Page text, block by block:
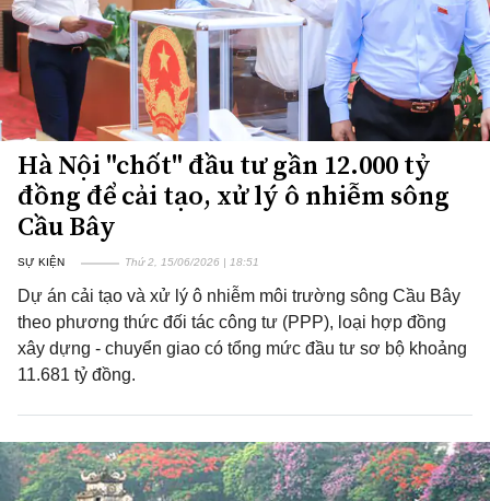
Hà Nội "chốt" đầu tư gần 12.000 tỷ
đồng để cải tạo, xử lý ô nhiễm sông
Cầu Bây
SỰ KIỆN Thứ 2, 15/06/2026 | 18:51
Dự án cải tạo và xử lý ô nhiễm môi trường sông Cầu Bây
theo phương thức đối tác công tư (PPP), loại hợp đồng
xây dựng - chuyển giao có tổng mức đầu tư sơ bộ khoảng
11.681 tỷ đồng.